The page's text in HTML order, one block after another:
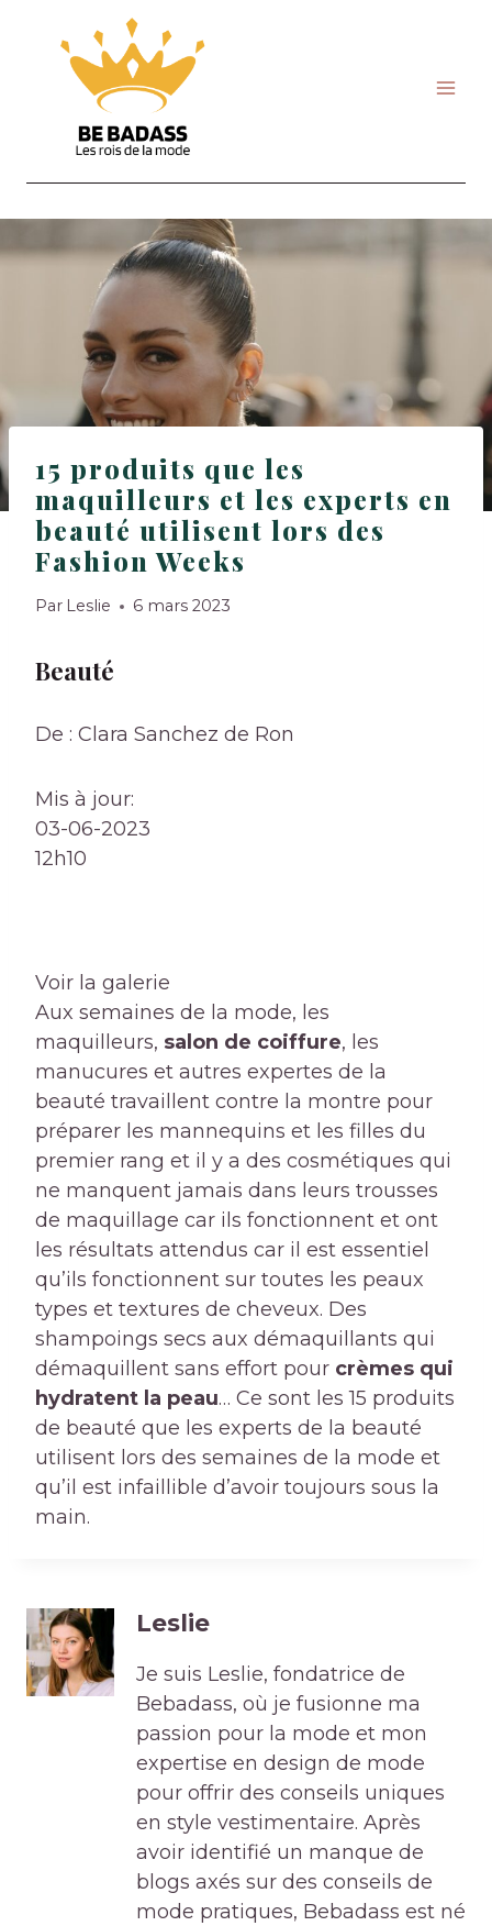
content
15 produits que les
maquilleurs et les experts en
beauté utilisent lors des
Fashion Weeks
Par Leslie 6 mars 2023
Beauté
De : Clara Sanchez de Ron
Mis à jour:
03-06-2023
12h10
Voir la galerie
Aux semaines de la mode, les
maquilleurs, salon de coiffure, les
manucures et autres expertes de la
beauté travaillent contre la montre pour
préparer les mannequins et les filles du
premier rang et il y a des cosmétiques qui
ne manquent jamais dans leurs trousses
de maquillage car ils fonctionnent et ont
les résultats attendus car il est essentiel
qu’ils fonctionnent sur toutes les peaux
types et textures de cheveux. Des
shampoings secs aux démaquillants qui
démaquillent sans effort pour crèmes qui
hydratent la peau… Ce sont les 15 produits
de beauté que les experts de la beauté
utilisent lors des semaines de la mode et
qu’il est infaillible d’avoir toujours sous la
main.
Leslie
Je suis Leslie, fondatrice de
Bebadass, où je fusionne ma
passion pour la mode et mon
expertise en design de mode
pour offrir des conseils uniques
en style vestimentaire. Après
avoir identifié un manque de
blogs axés sur des conseils de
mode pratiques, Bebadass est né